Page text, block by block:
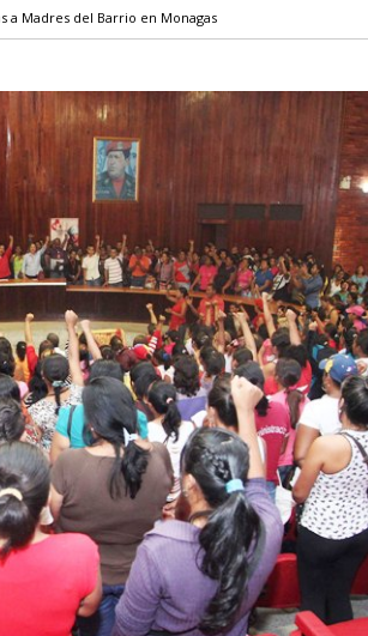
a Madres del Barrio en Monagas